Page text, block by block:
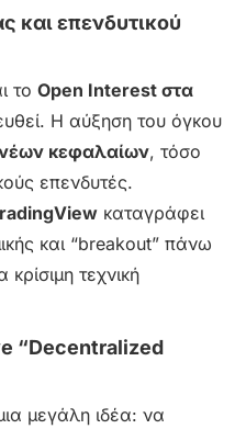
και επενδυτικού
το Open Interest στα
Η αύξηση του όγκου
κεφαλαίων, τόσο
επενδυτές.
καταγράφει
και “breakout” πάνω
κρίσιμη τεχνική
“Decentralized
μεγάλη ιδέα: να